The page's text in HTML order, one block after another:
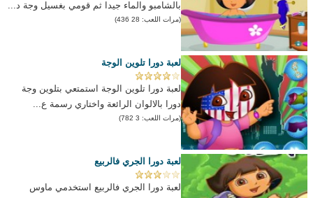
بالشامبو والماء جيدا ثم قومي بغسيل وجة د...
(مرات اللعب: 28 436)
لعبة دورا تلوين الوجة
لعبة دورا تلوين الوجة استمتعي بتلوين وجة
دورا بالالوان الرائعة واختاري رسمة ع...
(مرات اللعب: 3 782)
لعبة دورا الجري فالربيع
لعبة دورا الجري فالربيع استخدمي ماوس